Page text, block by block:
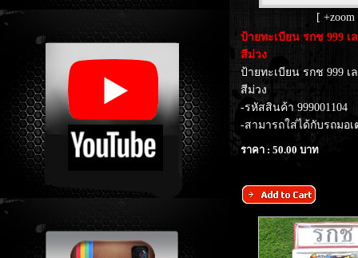
[ +zoom
ป้ายทะเบียน รกช 999 เ
สีม่วง
ป้ายทะเบียน รกช 999 เ
สีม่วง
-รหัสสินค้า 999001104
-สามารถใส่ได้กับรถมอ
ราคา : 50.00 บาท